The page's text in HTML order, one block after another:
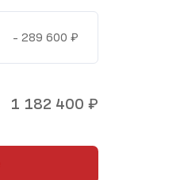
- 289 600 ₽
1 182 400 ₽